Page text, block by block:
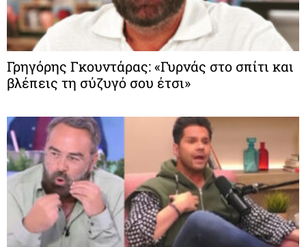
Γρηγόρης Γκουντάρας: «Γυρνάς στο σπίτι και
βλέπεις τη σύζυγό σου έτσι»